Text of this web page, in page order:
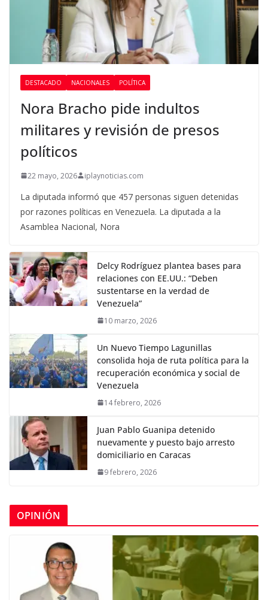
DESTACADO NACIONALES POLÍTICA
Nora Bracho pide indultos
militares y revisión de presos
políticos
22 mayo, 2026 iplaynoticias.com
La diputada informó que 457 personas siguen detenidas
por razones políticas en Venezuela. La diputada a la
Asamblea Nacional, Nora
Delcy Rodríguez plantea bases para
relaciones con EE.UU.: “Deben
sustentarse en la verdad de
Venezuela”
10 marzo, 2026
Un Nuevo Tiempo Lagunillas
consolida hoja de ruta política para la
recuperación económica y social de
Venezuela
14 febrero, 2026
Juan Pablo Guanipa detenido
nuevamente y puesto bajo arresto
domiciliario en Caracas
9 febrero, 2026
OPINIÓN